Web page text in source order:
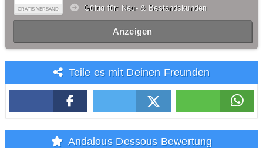
GRATIS VERSAND
Gültig für: Neu- & Bestandskunden
Anzeigen
Teile es mit Deinen Freunden
Andalous Dessous Bewertung